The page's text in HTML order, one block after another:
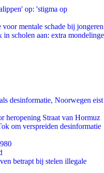
op: 'stigma op
mentale schade bij jongeren
scholen aan: extra mondelinge
desinformatie, Noorwegen eist
heropening Straat van Hormuz
om verspreiden desinformatie
betrapt bij stelen illegale